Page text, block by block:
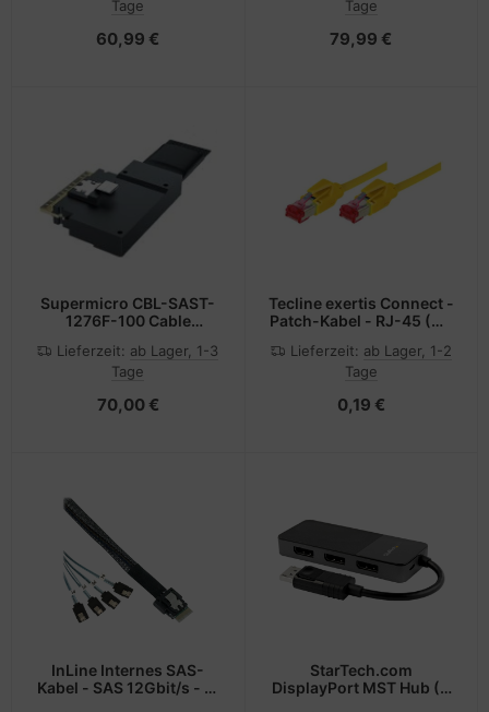
Tage
60,99 €
Tage
79,99 €
Supermicro CBL-SAST-
1276F-100 Cable
STR
Lieferzeit: ab Lager, 1-3
Tage
70,00 €
Tecline exertis Connect -
Patch-Kabel - RJ-45 (M)
Lieferzeit: ab Lager, 1-2
Tage
0,19 €
InLine Internes SAS-
Kabel - SAS 12Gbit/s - 4i
StarTech.com
DisplayPort MST Hub (3